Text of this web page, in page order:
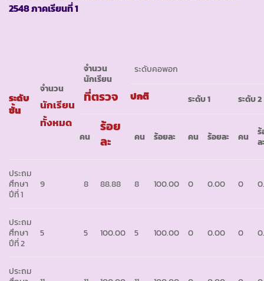
2548 ภาคเรียนที่ 1
ระดับ
ชั้น
จำนวน
นักเรียน
ทั้งหมด
จำนวน
นักเรียน
ที่ตรวจ
ระดับคอพอก
ปกติ ระดับ1 ระดับ2
คน
ร้อย
ละ
คน ร้อยละ คน ร้อยละ คน
ล
ประถม
ศึกษา
ปีที่ 1
9 8 88.88 8 100.00 0 0.00 0
ประถม
ศึกษา
ปีที่ 2
5 5 100.00 5 100.00 0 0.00 0
ประถม